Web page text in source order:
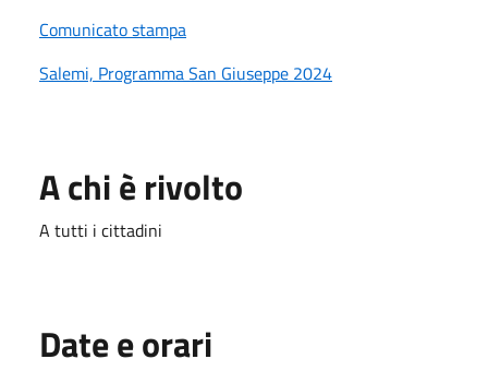
Comunicato stampa
Salemi, Programma San Giuseppe 2024
A chi è rivolto
A tutti i cittadini
Date e orari